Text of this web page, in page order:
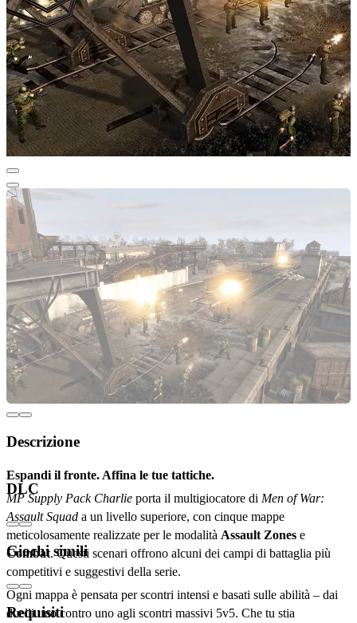
Descrizione
Espandi il fronte. Affina le tue tattiche.
MP Supply Pack Charlie porta il multigiocatore di Men of War:
Assault Squad a un livello superiore, con cinque mappe
meticolosamente realizzate per le modalità Assault Zones e
Combat. Questi scenari offrono alcuni dei campi di battaglia più
competitivi e suggestivi della serie.
Ogni mappa è pensata per scontri intensi e basati sulle abilità – dai
duelli uno contro uno agli scontri massivi 5v5. Che tu stia
DLC
Giochi simili
Requisiti